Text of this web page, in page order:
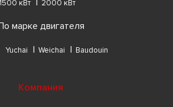
1500 кВт
2000 кВт
марке двигателя
Yuchai Weichai Baudouin
Компания